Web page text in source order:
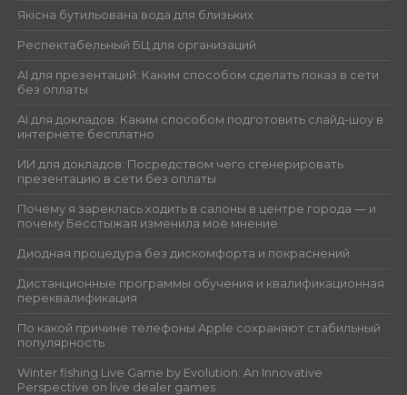
Якісна бутильована вода для близьких
Респектабельный БЦ для организаций
AI для презентаций: Каким способом сделать показ в сети
без оплаты
AI для докладов: Каким способом подготовить слайд-шоу в
интернете бесплатно
ИИ для докладов: Посредством чего сгенерировать
презентацию в сети без оплаты
Почему я зареклась ходить в салоны в центре города — и
почему Бесстыжая изменила моё мнение
Диодная процедура без дискомфорта и покраснений
Дистанционные программы обучения и квалификационная
переквалификация
По какой причине телефоны Apple сохраняют стабильный
популярность
Winter fishing Live Game by Evolution: An Innovative
Perspective on live dealer games